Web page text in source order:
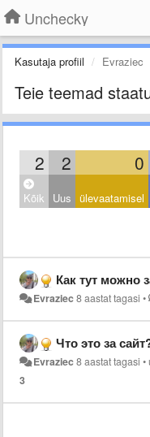
Unchecky
Kasutaja profiil Evraziec
Teie teemad
2 2 0
Kõik Uus ülevaatamisel
Как тут можно
Evraziec8 aastat tagasi •
Что это за
Evraziec8 aastat tagasi •
3